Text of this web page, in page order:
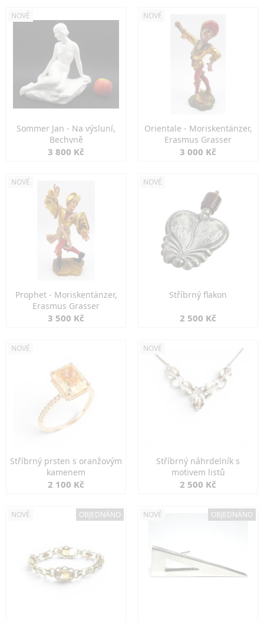
NOVÉ
Sommer Jan - Na výsluní,
Bechyně
3 800 Kč
NOVÉ
Orientale - Moriskentänzer,
Erasmus Grasser
3 000 Kč
NOVÉ
Prophet - Moriskentänzer,
Erasmus Grasser
3 500 Kč
NOVÉ
Stříbrný flakon
2 500 Kč
NOVÉ
Stříbrný prsten s oranžovým
kamenem
2 100 Kč
NOVÉ
Stříbrný náhrdelník s
motivem listů
2 500 Kč
NOVÉ OBJEDNÁNO NOVÉ OBJEDNÁNO